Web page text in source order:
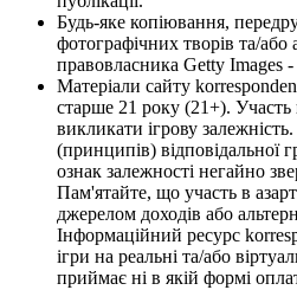
Будь-яке копіювання,
фотографічних творів та/або
правовласника Getty Images -
Матеріали сайту
старше 21 року (21+). Участь
викликати ігрову
(принципів)
ознак залежності негайно
Пам'ятайте, що участь в
джерелом доходів або
Інформаційний ресурс
ігри на реальні та/або
приймає ні в якій формі